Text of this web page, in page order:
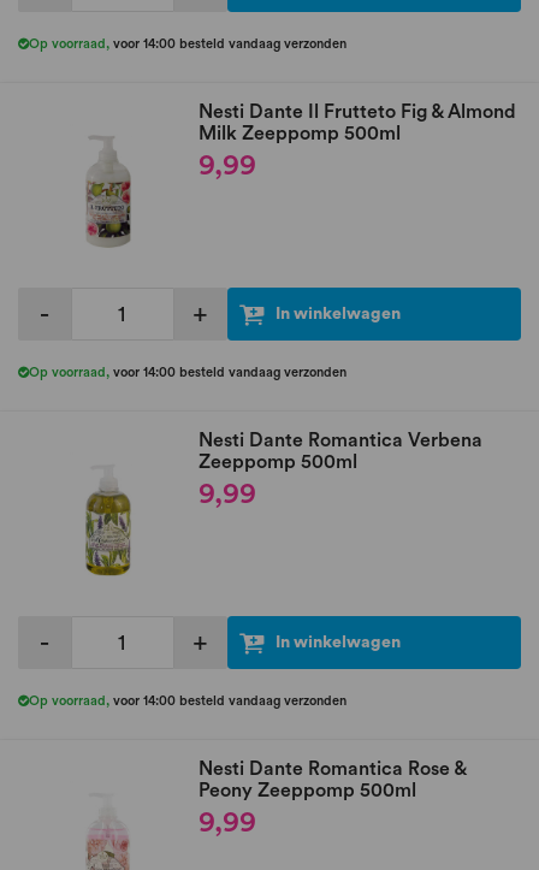
Op voorraad , voor 14:00 besteld vandaag verzonden
Nesti Dante Il Frutteto Fig & Almond
Milk Zeeppomp 500ml
9,99
- + In winkelwagen
Op voorraad , voor 14:00 besteld vandaag verzonden
Nesti Dante Romantica Verbena
Zeeppomp 500ml
9,99
- + In winkelwagen
Op voorraad , voor 14:00 besteld vandaag verzonden
Nesti Dante Romantica Rose &
Peony Zeeppomp 500ml
9,99